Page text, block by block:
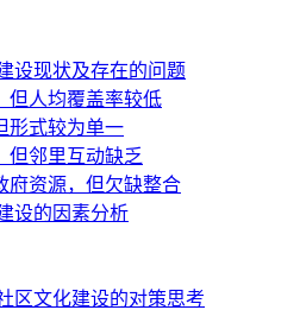
设现状及存在的问题
但人均覆盖率较低
形式较为单一
但邻里互动缺乏
府资源，但欠缺整合
设的因素分析
区文化建设的对策思考